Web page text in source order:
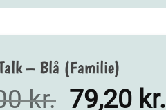
– Blå (Familie)
kr. Den
79,20 kr.